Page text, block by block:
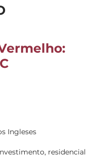
Ingleses
residencial